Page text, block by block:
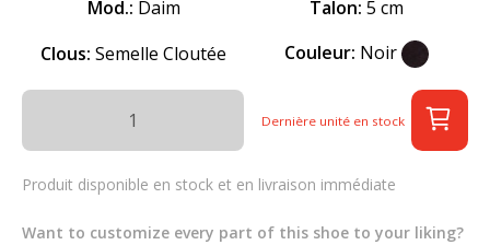
Mod.: Daim Talon: 5 cm
Clous: Semelle Cloutée Couleur: Noir
Dernière unité en stock
Produit disponible en stock et en livraison immédiate
Want to customize every part of this shoe to your liking?